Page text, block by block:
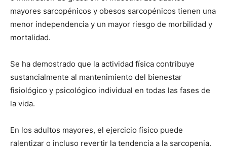
mayores sarcopénicos y obesos sarcopénicos tienen una
menor independencia y un mayor riesgo de morbilidad y
mortalidad.
Se ha demostrado que la actividad física contribuye
sustancialmente al mantenimiento del bienestar
fisiológico y psicológico individual en todas las fases de
la vida.
En los adultos mayores, el ejercicio físico puede
ralentizar o incluso revertir la tendencia a la sarcopenia.